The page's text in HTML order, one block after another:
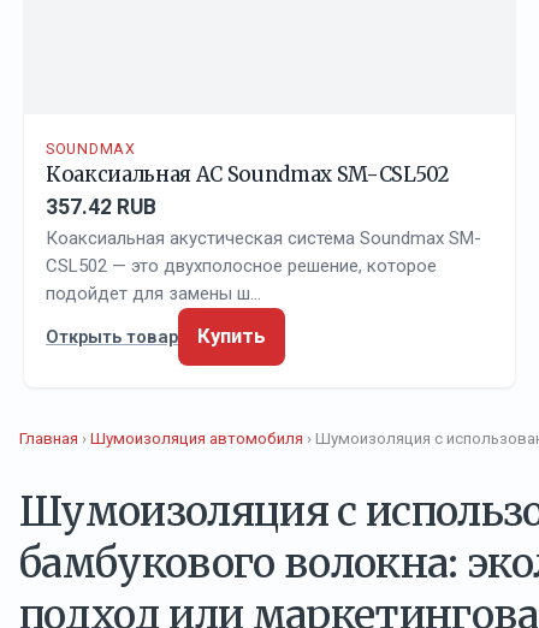
SOUNDMAX
Коаксиальная АС Soundmax SM-CSL502
357.42 RUB
Коаксиальная акустическая система Soundmax SM-
CSL502 — это двухполосное решение, которое
подойдет для замены ш…
Открыть товар
Купить
Главная › Шумоизоляция автомобиля › Шумоизоляция с
Шумоизоляция с
бамбукового волокна:
подход или